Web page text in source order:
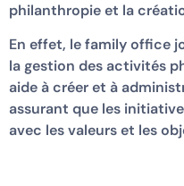
philanthropie et la
En effet, le family office
la gestion des activités
aide à créer et à
assurant que les
avec les valeurs et les